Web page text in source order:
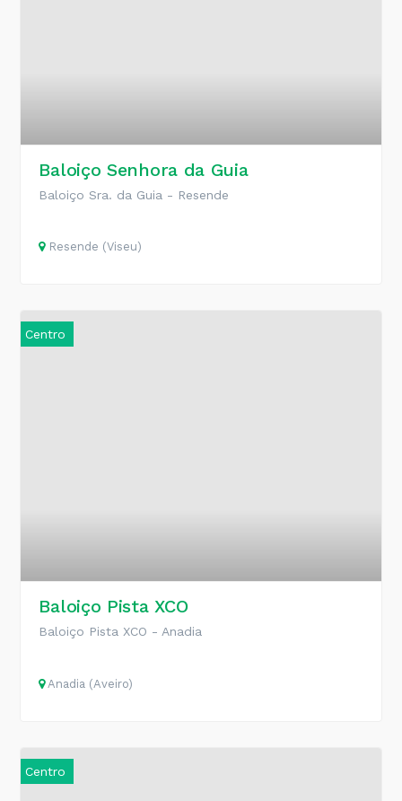
Baloiço Senhora da Guia
Baloiço Sra. da Guia - Resende
Resende (Viseu)
Centro
Baloiço Pista XCO
Baloiço Pista XCO - Anadia
Anadia (Aveiro)
Centro